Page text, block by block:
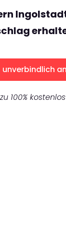
unverbindlich
100%